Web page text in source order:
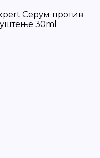
Серум против
30ml